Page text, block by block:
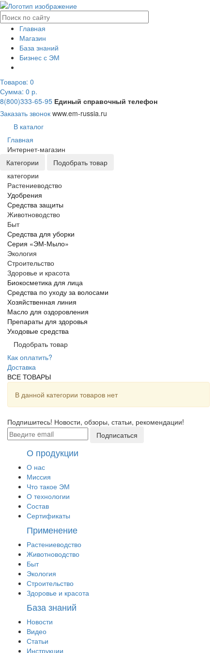
Главная
Магазин
База знаний
Бизнес с ЭМ
Товаров: 0
Сумма: 0 р.
8(800)333-65-95 Единый справочный телефон
Заказать звонок www.em-russia.ru
В каталог
Главная
Интернет-магазин
Категории
Подобрать товар
категории
Растениеводство
Удобрения
Средства защиты
Животноводство
Быт
Средства для уборки
Серия «ЭМ-Мыло»
Экология
Строительство
Здоровье и красота
Биокосметика для лица
Средства по уходу за волосами
Хозяйственная линия
Масло для оздоровления
Препараты для здоровья
Уходовые средства
Подобрать товар
Как оплатить?
Доставка
ВСЕ ТОВАРЫ
В данной категории товаров нет
Подпишитесь! Новости, обзоры, статьи, рекомендации!
Подписаться
О продукции
О нас
Миссия
Что такое ЭМ
О технологии
Состав
Сертификаты
Применение
Растениеводство
Животноводство
Быт
Экология
Строительство
Здоровье и красота
База знаний
Новости
Видео
Статьи
Инструкции